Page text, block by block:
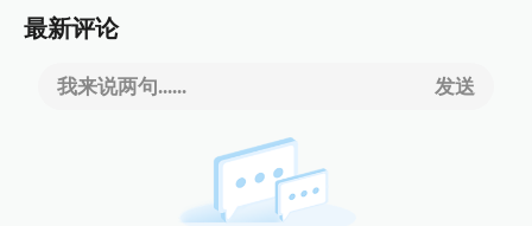
最新评论
我来说两句...... 发送